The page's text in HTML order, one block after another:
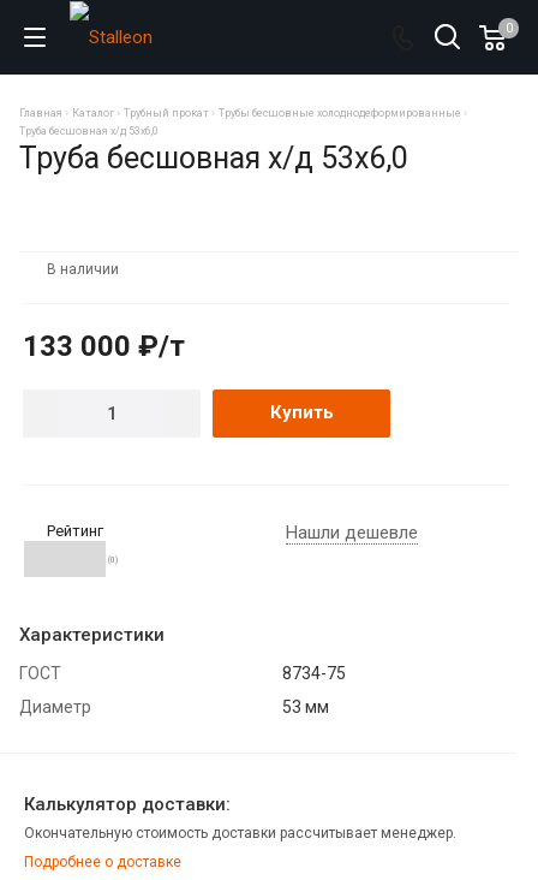
0
Главная Каталог Трубный прокат
Трубы бесшовные холоднодеформированные
Труба бесшовная х/д 53х6,0
Труба бесшовная х/д 53х6,0
В наличии
133 000 ₽/т
Купить
Рейтинг
(0)
Нашли дешевле
Характеристики
ГОСТ
8734-75
Диаметр
53 мм
Калькулятор доставки:
Окончательную стоимость доставки рассчитывает менеджер.
Подробнее о доставке